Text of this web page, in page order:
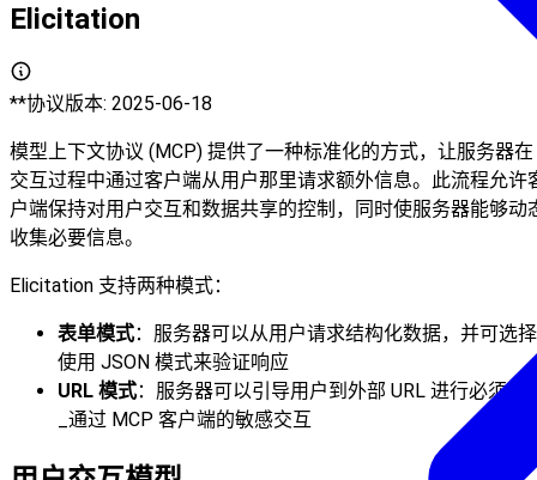
Elicitation
**协议版本: 2025-06-18
模型上下文协议 (MCP) 提供了一种标准化的方式，让服务器在
交互过程中通过客户端从用户那里请求额外信息。此流程允许
户端保持对用户交互和数据共享的控制，同时使服务器能够动
收集必要信息。
Elicitation 支持两种模式：
表单模式：服务器可以从用户请求结构化数据，并可选择
使用 JSON 模式来验证响应
URL 模式：服务器可以引导用户到外部 URL 进行必须_不
_通过 MCP 客户端的敏感交互